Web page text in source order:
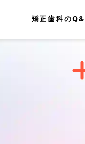
矯正歯科の